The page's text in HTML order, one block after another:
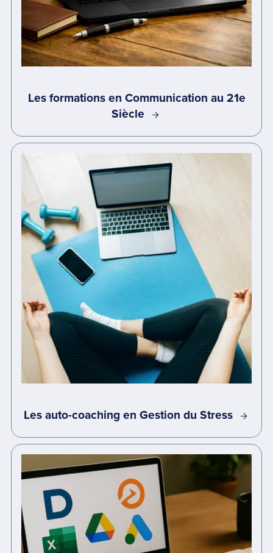
Les formations en Communication au 21e
Siècle
Les auto-coaching en Gestion du Stress